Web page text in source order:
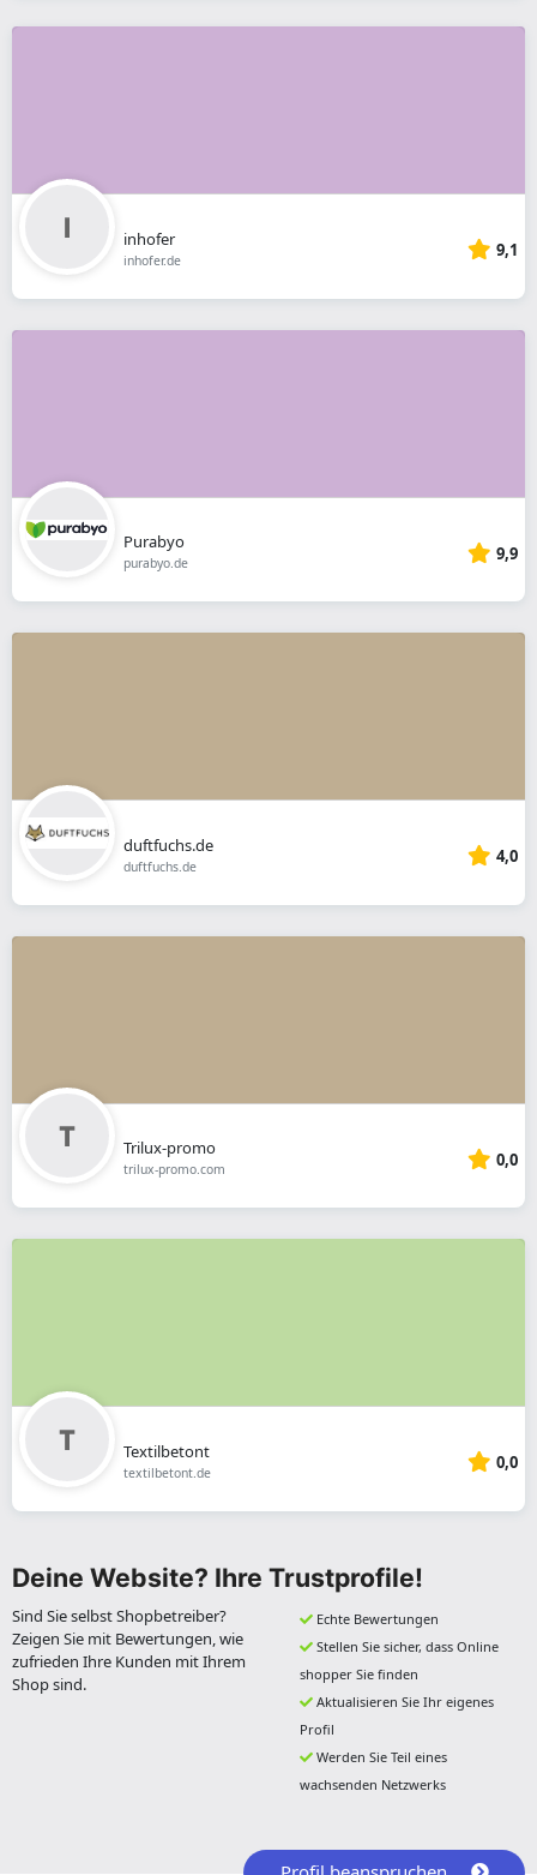
inhofer
inhofer.de 9,1
Purabyo
purabyo.de 9,9
duftfuchs.de
duftfuchs.de 4,0
Trilux-promo
trilux-promo.com 0,0
Textilbetont
textilbetont.de 0,0
Deine Website? Ihre Trustprofile!
Sind Sie selbst Shopbetreiber?
Zeigen Sie mit Bewertungen, wie
zufrieden Ihre Kunden mit Ihrem
Shop sind.
Echte Bewertungen
Stellen Sie sicher, dass Online
shopper Sie finden
Aktualisieren Sie Ihr eigenes
Profil
Werden Sie Teil eines
wachsenden Netzwerks